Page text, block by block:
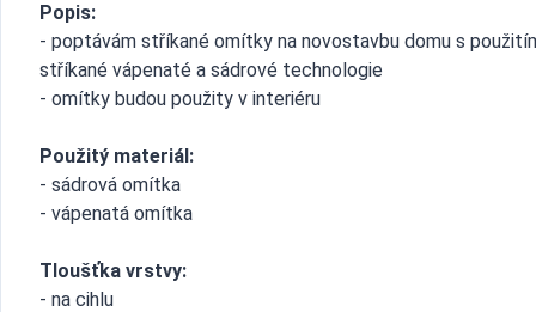
Popis:
- poptávám stříkané omítky na novostavbu domu s
stříkané vápenaté a sádrové technologie
- omítky budou použity v interiéru
Použitý materiál:
- sádrová omítka
- vápenatá omítka
Tloušťka vrstvy:
- na cihlu